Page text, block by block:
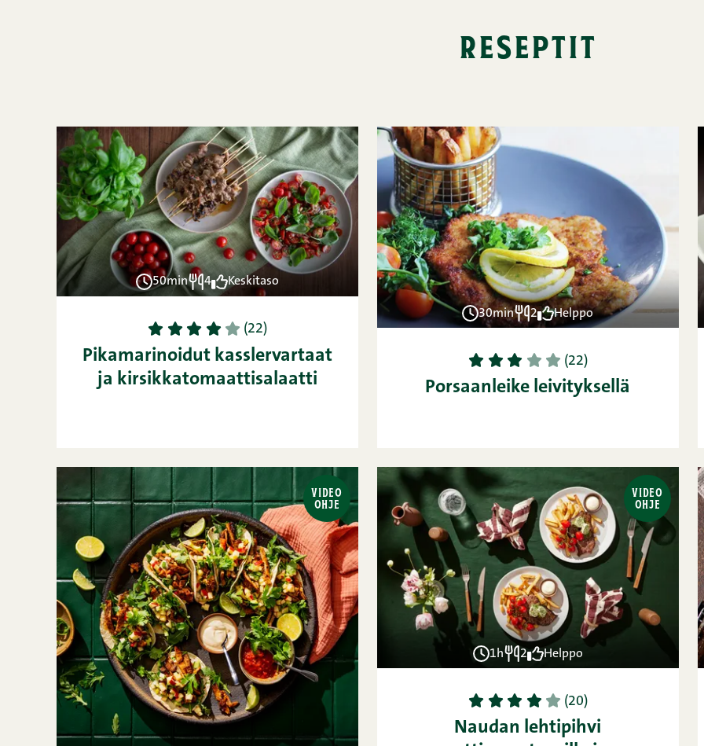
reseptit
50min 4 Keskitaso
1 2 3 4 5 (22)
Pikamarinoidut kasslervartaat
ja kirsikkatomaattisalaatti
30min 2 Helppo
1 2 3 4 5 (22)
Porsaanleike leivityksellä
VIDEO
OHJE
VIDEO
OHJE
1h 2 Helppo
1 2 3 4 5 (20)
Naudan lehtipihvi